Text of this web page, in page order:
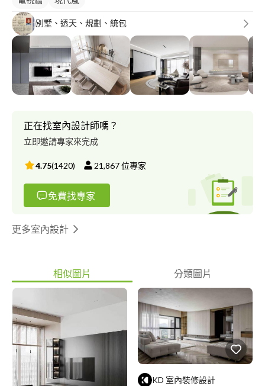
別墅、透天、規劃、統包
正在找室內設計師嗎？
立即邀請專家來完成
4.75(1420) 21,867位專家
免費找專家
更多室內設計
相似圖片 分類圖片
KD 室內裝修設計